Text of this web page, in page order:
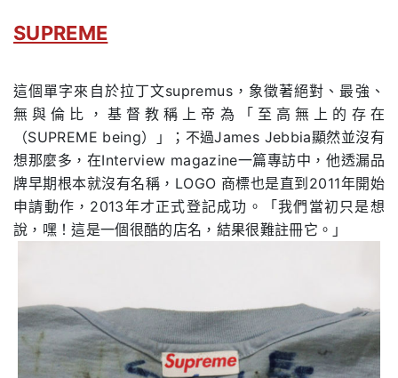
SUPREME
這個單字來自於拉丁文supremus，象徵著絕對、最強、
無與倫比，基督教稱上帝為「至高無上的存在
（SUPREME being）」；不過James Jebbia顯然並沒有
想那麼多，在Interview magazine一篇專訪中，他透漏品
牌早期根本就沒有名稱，LOGO 商標也是直到2011年開始
申請動作，2013年才正式登記成功。「我們當初只是想
說，嘿！這是一個很酷的店名，結果很難註冊它。」